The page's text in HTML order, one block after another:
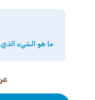
ما هو الشيء